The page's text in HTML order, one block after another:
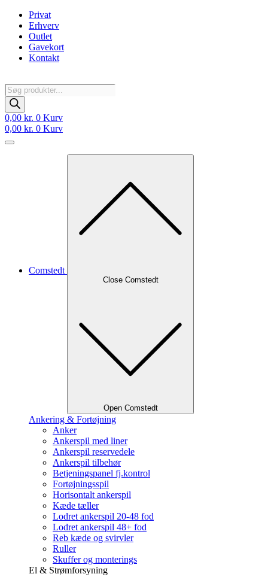
Videre
indhold
Privat
Erhverv
Outlet
Gavekort
Kontakt
Products
search
0,00 kr. 0 Kurv
0,00 kr. 0 Kurv
Comstedt
Close Comstedt
Open Comstedt
Ankering & Fortøjning
Anker
Ankerspil med liner
Ankerspil reservedele
Ankerspil tilbehør
Betjeningspanel fj.kontrol
Fortøjningsspil
Horisontalt ankerspil
Kæde tæller
Lodret ankerspil 20-48 fod
Lodret ankerspil 48+ fod
Reb kæde og svirvler
Ruller
Skuffer og monterings
El & Strømforsyning